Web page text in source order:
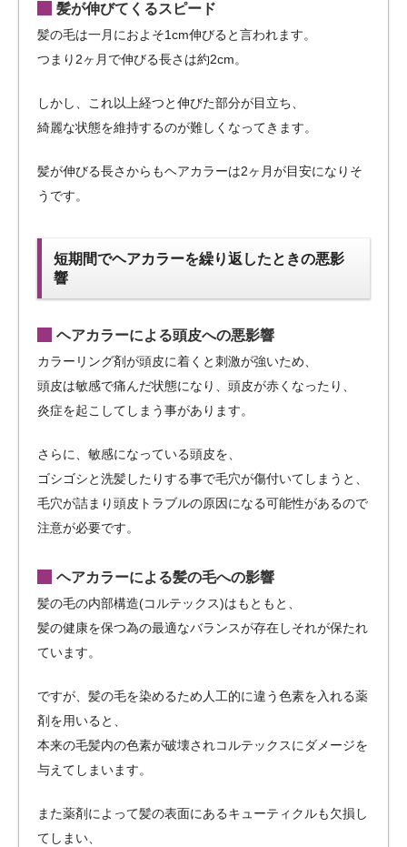
髪が伸びてくるスピード
髪の毛は一月におよそ1cm伸びると言われます。
つまり2ヶ月で伸びる長さは約2cm。
しかし、これ以上経つと伸びた部分が目立ち、
綺麗な状態を維持するのが難しくなってきます。
髪が伸びる長さからもヘアカラーは2ヶ月が目安になりそ
うです。
短期間でヘアカラーを繰り返したときの悪影
響
ヘアカラーによる頭皮への悪影響
カラーリング剤が頭皮に着くと刺激が強いため、
頭皮は敏感で痛んだ状態になり、頭皮が赤くなったり、
炎症を起こしてしまう事があります。
さらに、敏感になっている頭皮を、
ゴシゴシと洗髪したりする事で毛穴が傷付いてしまうと、
毛穴が詰まり頭皮トラブルの原因になる可能性があるので
注意が必要です。
ヘアカラーによる髪の毛への影響
髪の毛の内部構造(コルテックス)はもともと、
髪の健康を保つ為の最適なバランスが存在しそれが保たれ
ています。
ですが、髪の毛を染めるため人工的に違う色素を入れる薬
剤を用いると、
本来の毛髪内の色素が破壊されコルテックスにダメージを
与えてしまいます。
また薬剤によって髪の表面にあるキューティクルも欠損し
てしまい、